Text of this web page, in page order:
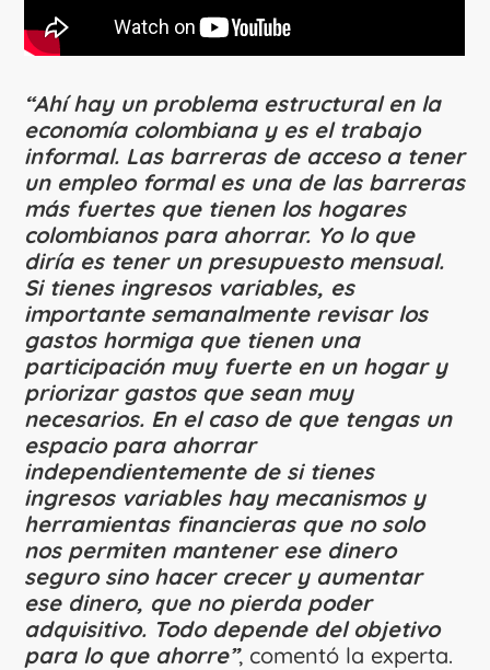
“Ahí hay un problema estructural en la
economía colombiana y es el trabajo
informal. Las barreras de acceso a tener
un empleo formal es una de las barreras
más fuertes que tienen los hogares
colombianos para ahorrar. Yo lo que
diría es tener un presupuesto mensual.
Si tienes ingresos variables, es
importante semanalmente revisar los
gastos hormiga que tienen una
participación muy fuerte en un hogar y
priorizar gastos que sean muy
necesarios. En el caso de que tengas un
espacio para ahorrar
independientemente de si tienes
ingresos variables hay mecanismos y
herramientas financieras que no solo
nos permiten mantener ese dinero
seguro sino hacer crecer y aumentar
ese dinero, que no pierda poder
adquisitivo. Todo depende del objetivo
para lo que ahorre”, comentó la experta.